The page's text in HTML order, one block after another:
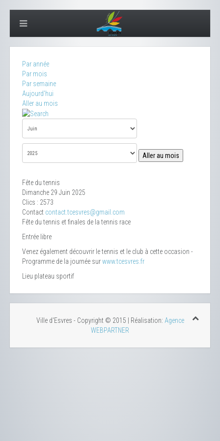
Par année
Par mois
Par semaine
Aujourd'hui
Aller au mois
Aller au mois
Fête du tennis
Dimanche 29 Juin 2025
Clics : 2573
Contact contact.tcesvres@gmail.com
Fête du tennis et finales de la tennis race
Entrée libre
Venez également découvrir le tennis et le club à cette occasion -
Programme de la journée surwww.tcesvres.fr
Lieu plateau sportif
Ville d'Esvres - Copyright © 2015 | Réalisation: Agence
WEBPARTNER